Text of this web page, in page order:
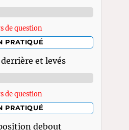
de question
PRATIQUÉ
et levés
de question
PRATIQUÉ
debout